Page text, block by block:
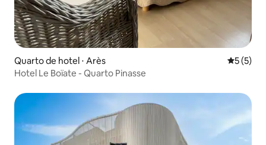
Quarto de hotel ⋅ Arès 5 de
5 (5)
Hotel Le Boïate - Quarto Pinasse